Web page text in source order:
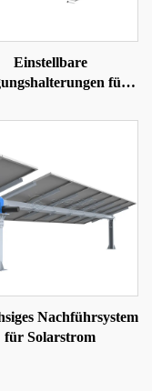
Einstellbare
für
Nachführsystem
für Solarstrom